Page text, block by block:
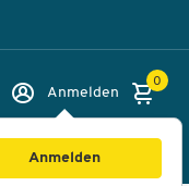
Anmelden
Anmelden
0